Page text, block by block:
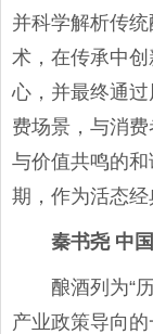
并科学解析传
术，在传承中
心，并最终通
费场景，与消
与价值共鸣的
期，作为活态经
秦书尧 中
酿酒列为“
产业政策导向